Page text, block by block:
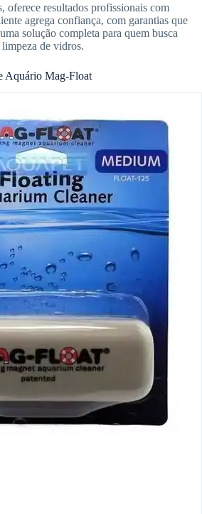
oferece resultados profissionais com
agrega confiança, com garantias que
solução completa para quem busca
de vidros.
Aquário Mag-Float